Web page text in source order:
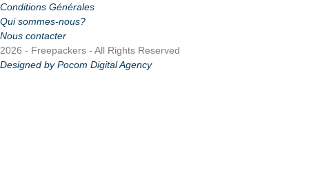
Conditions Générales
Qui sommes-nous?
Nous contacter
2026 - Freepackers - All Rights Reserved​
Designed by Pocom Digital Agency